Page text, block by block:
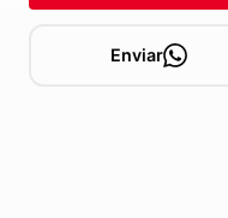
Enviar